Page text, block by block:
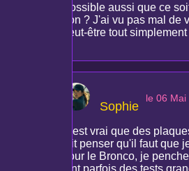
Possible aussi que ce
non ? J'ai vu pas mal
peut-être tout
Sophie
le 06 Mai
C'est vrai que des
fait penser qu'il faut que
pour le Bronco, je
font parfois des tests